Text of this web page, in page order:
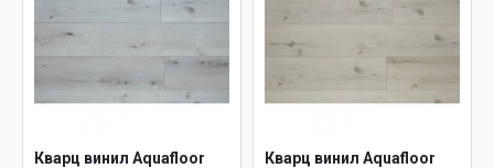
Кварц винил Aquafloor
Кварц винил Aquafloor